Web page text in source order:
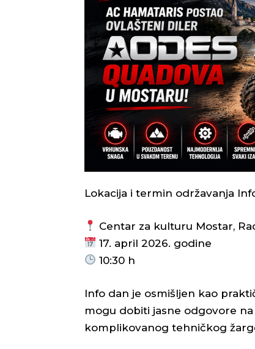
Lokacija i termin održavanja
Centar za kulturu Mostar,
17. april 2026. godine
10:30 h
Info dan je osmišljen kao
mogu dobiti jasne odgovore
komplikovanog tehničkog